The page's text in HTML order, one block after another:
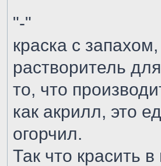
"-"
краска с
растворитель
то, что
как акрилл, это
огорчил.
Так что красить